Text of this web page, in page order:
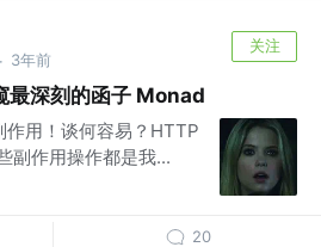
· 3年前
关注
最深刻的函子 Monad
用！谈何容易？HTTP
副作用操作都是我...
20